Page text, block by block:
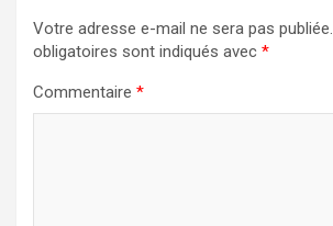
Votre adresse e-mail ne sera pas publiée.
obligatoires sont indiqués avec *
Commentaire *